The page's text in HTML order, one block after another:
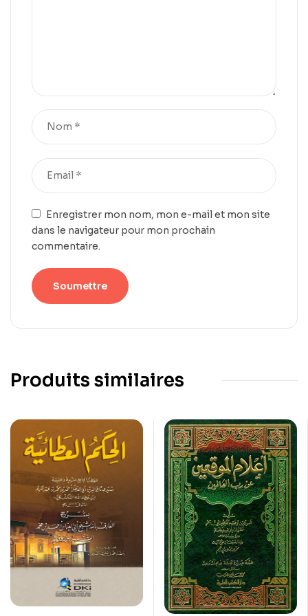
Enregistrer mon nom, mon e-mail et mon site
dans le navigateur pour mon prochain
commentaire.
Produits similaires